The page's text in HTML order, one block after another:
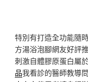
特別有打造全功能隨
方湯浴泡腳網友好評
刺激自體膠原蛋白屬
品我看診的醫師教導